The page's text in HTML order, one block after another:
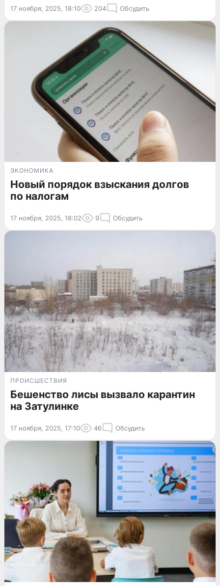
17 ноября, 2025, 18:10 204 Обсудить
ЭКОНОМИКА
Новый порядок взыскания долгов
по налогам
17 ноября, 2025, 18:02 9 Обсудить
ПРОИСШЕСТВИЯ
Бешенство лисы вызвало карантин
на Затулинке
17 ноября, 2025, 17:10 46 Обсудить